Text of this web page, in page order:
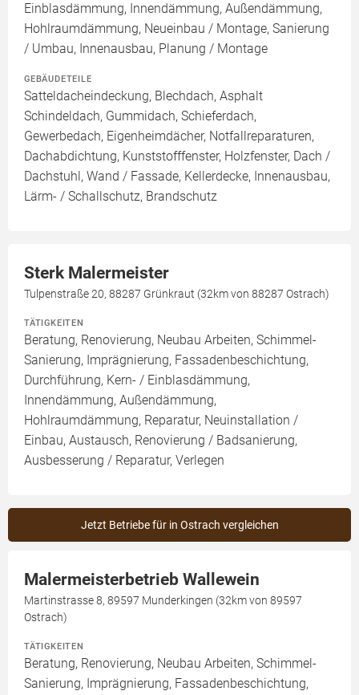
Einblasdämmung, Innendämmung, Außendämmung,
Hohlraumdämmung, Neueinbau / Montage, Sanierung
/ Umbau, Innenausbau, Planung / Montage
GEBÄUDETEILE
Satteldacheindeckung, Blechdach, Asphalt
Schindeldach, Gummidach, Schieferdach,
Gewerbedach, Eigenheimdächer, Notfallreparaturen,
Dachabdichtung, Kunststofffenster, Holzfenster, Dach /
Dachstuhl, Wand / Fassade, Kellerdecke, Innenausbau,
Lärm- / Schallschutz, Brandschutz
Sterk Malermeister
Tulpenstraße 20, 88287 Grünkraut (32km von 88287 Ostrach)
TÄTIGKEITEN
Beratung, Renovierung, Neubau Arbeiten, Schimmel-
Sanierung, Imprägnierung, Fassadenbeschichtung,
Durchführung, Kern- / Einblasdämmung,
Innendämmung, Außendämmung,
Hohlraumdämmung, Reparatur, Neuinstallation /
Einbau, Austausch, Renovierung / Badsanierung,
Ausbesserung / Reparatur, Verlegen
Jetzt Betriebe für in Ostrach vergleichen
Malermeisterbetrieb Wallewein
Martinstrasse 8, 89597 Munderkingen (32km von 89597
Ostrach)
TÄTIGKEITEN
Beratung, Renovierung, Neubau Arbeiten, Schimmel-
Sanierung, Imprägnierung, Fassadenbeschichtung,